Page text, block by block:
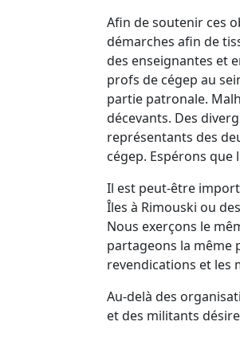
Afin de soutenir ces
démarches afin de
des enseignantes et
profs de cégep au
partie patronale.
décevants. Des
représentants des
cégep. Espérons
Il est peut-être
Îles à Rimouski ou
Nous exerçons le
partageons la même
revendications et les
Au-delà des
et des militants